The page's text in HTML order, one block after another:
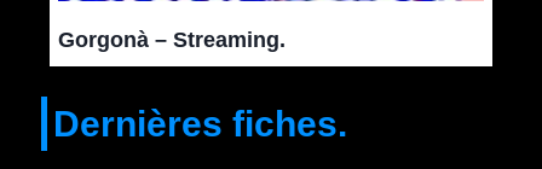
Gorgonà – Streaming.
Dernières fiches.